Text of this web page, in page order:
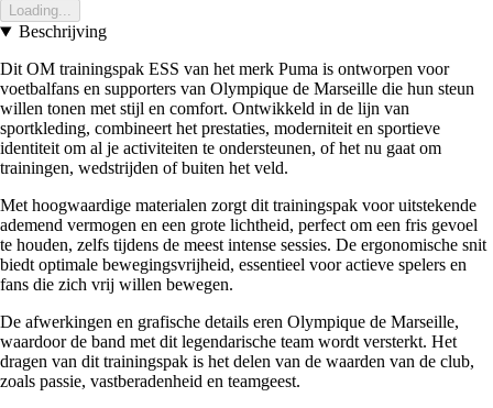
Loading...
Beschrijving
Dit OM trainingspak ESS van het merk Puma is ontworpen voor
voetbalfans en supporters van Olympique de Marseille die hun steun
willen tonen met stijl en comfort. Ontwikkeld in de lijn van
sportkleding, combineert het prestaties, moderniteit en sportieve
identiteit om al je activiteiten te ondersteunen, of het nu gaat om
trainingen, wedstrijden of buiten het veld.
Met hoogwaardige materialen zorgt dit trainingspak voor uitstekende
ademend vermogen en een grote lichtheid, perfect om een fris gevoel
te houden, zelfs tijdens de meest intense sessies. De ergonomische snit
biedt optimale bewegingsvrijheid, essentieel voor actieve spelers en
fans die zich vrij willen bewegen.
De afwerkingen en grafische details eren Olympique de Marseille,
waardoor de band met dit legendarische team wordt versterkt. Het
dragen van dit trainingspak is het delen van de waarden van de club,
zoals passie, vastberadenheid en teamgeest.